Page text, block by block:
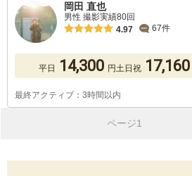
岡田 直也
男性 撮影実績80回
4.97
67件
平日 14,300 円土日祝 17,160
最終アクティブ：3時間以内
ページ1